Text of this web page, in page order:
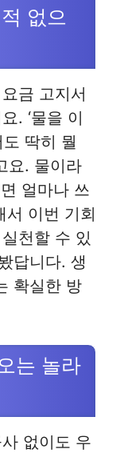
없으
금 고지서
. ‘물을 이
딱히 뭘
요. 물이라
얼마나 쓰
서 이번 기회
천할 수 있
답니다. 생
확실한 방
는 놀라
없이도 우